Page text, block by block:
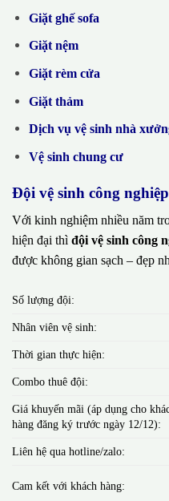
Giặt ghế sofa
Giặt nệm
Giặt rèm cửa
Giặt thảm
Dịch vụ vệ sinh nhà
Vệ sinh chung cư
Đội vệ sinh công
Với kinh nghiệm nhiều năm
hiện đại thì đội vệ sinh công
được không gian sạch – đẹp
Số lượng đội:
Nhân viên vệ sinh:
Thời gian thực hiện:
Combo thuê đội:
Giá khuyến mãi (áp dụng cho
hàng đăng ký trước ngày 12/12):
Liên hệ qua hotline/zalo:
Cam kết với khách hàng: